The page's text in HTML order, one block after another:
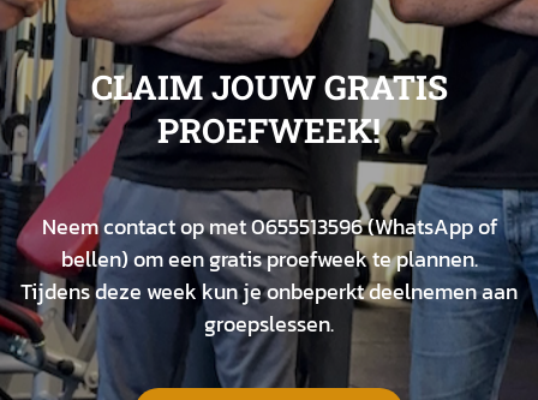
CLAIM JOUW GRATIS
PROEFWEEK!
Neem contact op met 0655513596 (WhatsApp of
bellen) om een gratis proefweek te plannen.
Tijdens deze week kun je onbeperkt deelnemen aan
groepslessen.